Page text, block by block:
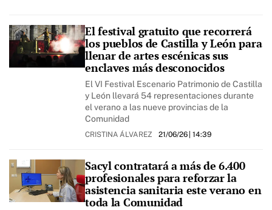
El festival gratuito que recorrerá
los pueblos de Castilla y León para
llenar de artes escénicas sus
enclaves más desconocidos
El VI Festival Escenario Patrimonio de Castilla
y León llevará 54 representaciones durante
el verano a las nueve provincias de la
Comunidad
CRISTINA ÁLVAREZ 21/06/26| 14:39
Sacyl contratará a más de 6.400
profesionales para reforzar la
asistencia sanitaria este verano en
toda la Comunidad